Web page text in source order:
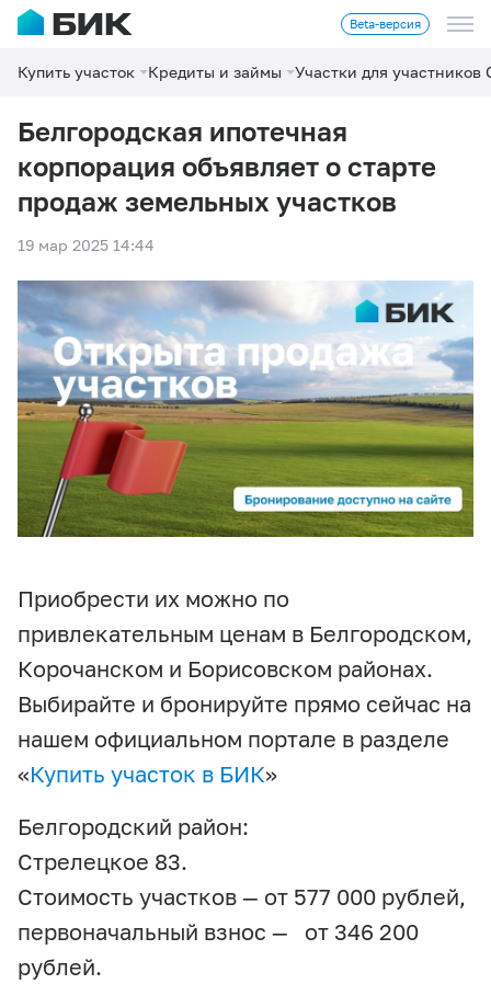
Beta-версия
Купить участок Кредиты и займы Участки для участников
Белгородская ипотечная
корпорация объявляет о старте
продаж земельных участков
19 мар 2025 14:44
Приобрести их можно по
привлекательным ценам в Белгородском,
Корочанском и Борисовском районах.
Выбирайте и бронируйте прямо сейчас на
нашем официальном портале в разделе
«Купить участок в БИК»
Белгородский район:
Стрелецкое 83.
Стоимость участков — от 577 000 рублей,
первоначальный взнос — от 346 200
рублей.